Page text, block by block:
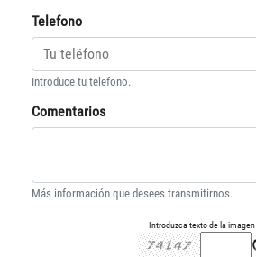
Telefono
Introduce tu telefono.
Comentarios
Más información que desees transmitirnos.
Introduzca texto de la imagen